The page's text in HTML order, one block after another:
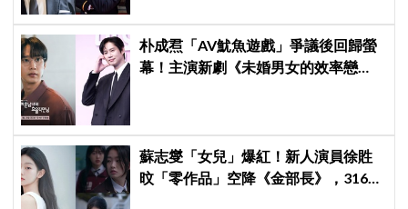
朴成焄「AV魷魚遊戲」爭議後回歸螢
幕！主演新劇《未婚男女的效率戀
蘇志燮「女兒」爆紅！新人演員徐貹
旼「零作品」空降《金部長》，316萬